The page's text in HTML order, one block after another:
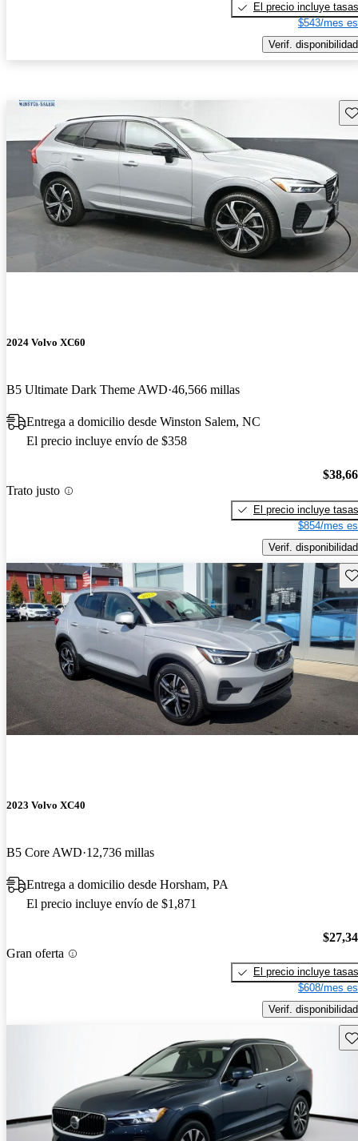
El precio incluye tasas
$543/mes
Verif. disponibilidad
2024 Volvo XC60
B5 Ultimate Dark Theme AWD 46,566 millas
Entrega a domicilio desde Winston Salem, NC
El precio incluye envío de $358
Trato justo
El precio incluye tasas
$854/mes
Verif. disponibilidad
2023 Volvo XC40
B5 Core AWD 12,736 millas
Entrega a domicilio desde Horsham, PA
El precio incluye envío de $1,871
Gran oferta
El precio incluye tasas
$608/mes
Verif. disponibilidad